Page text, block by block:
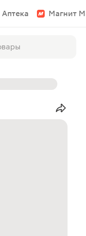
Аптека Магнит